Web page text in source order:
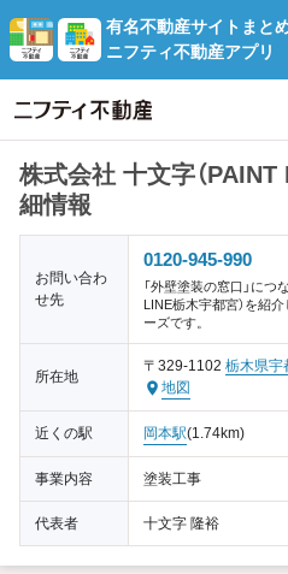
有名不動産サイトまと
ニフティ不動産アプリ
株式会社 十文字（PAINT
細情報
お問い合わ
せ先
0120-945-990
「外壁塗装の窓口」につ
LINE栃木宇都宮）を紹
ーズです。
所在地
〒329-1102 栃木県宇
地図
近くの駅 岡本駅(1.74km)
事業内容 塗装工事
代表者 十文字 隆裕